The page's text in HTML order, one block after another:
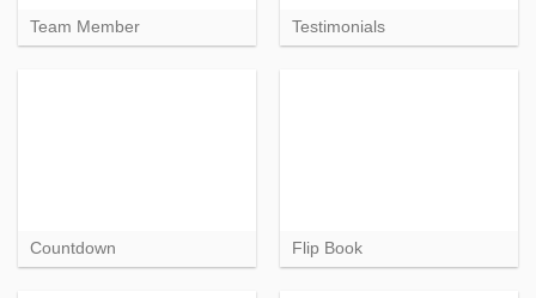
Team Member Testimonials
Countdown Flip Book